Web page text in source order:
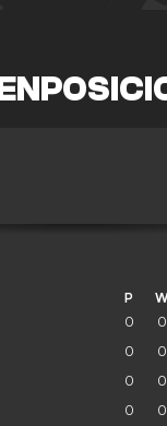
P W
0 0
0 0
0 0
0 0